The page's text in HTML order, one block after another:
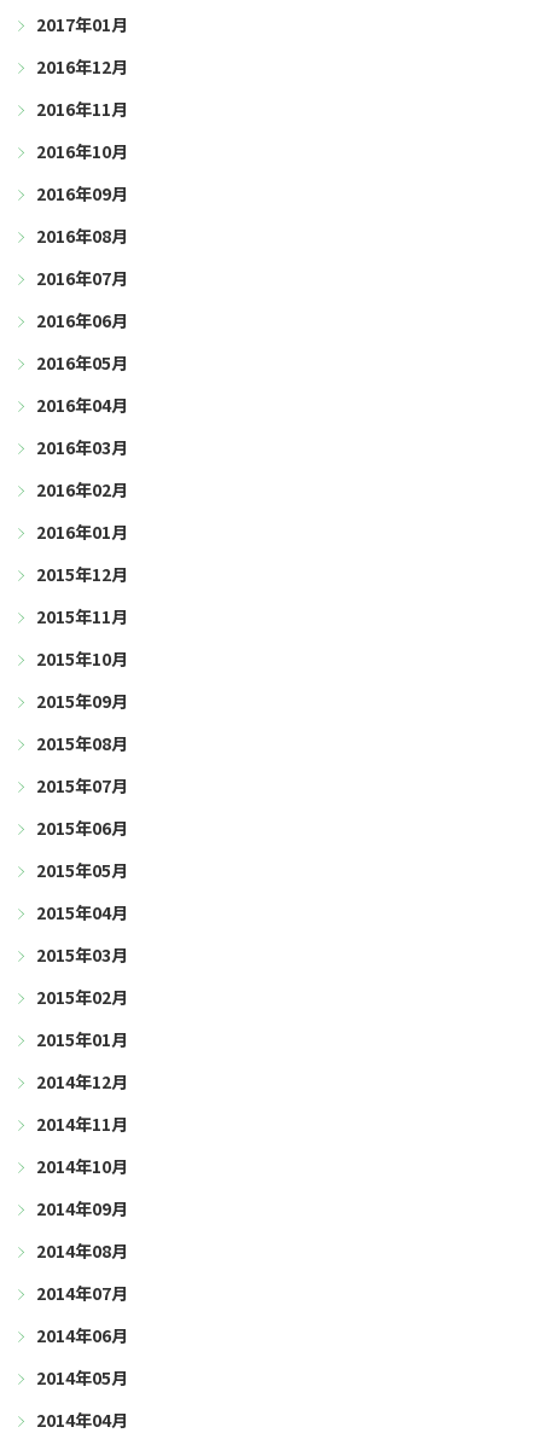
2017年01月
2016年12月
2016年11月
2016年10月
2016年09月
2016年08月
2016年07月
2016年06月
2016年05月
2016年04月
2016年03月
2016年02月
2016年01月
2015年12月
2015年11月
2015年10月
2015年09月
2015年08月
2015年07月
2015年06月
2015年05月
2015年04月
2015年03月
2015年02月
2015年01月
2014年12月
2014年11月
2014年10月
2014年09月
2014年08月
2014年07月
2014年06月
2014年05月
2014年04月